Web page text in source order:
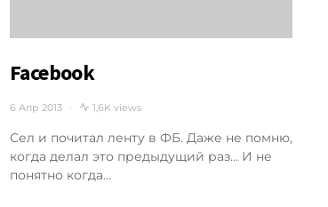
Facebook
6 Апр 2013 1,6K views
Сел и почитал ленту в ФБ. Даже не помню,
когда делал это предыдущий раз… И не
понятно когда…